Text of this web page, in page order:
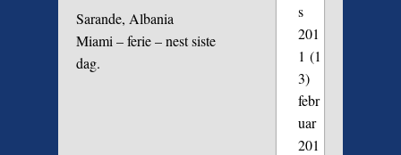
Sarande, Albania
Miami – ferie – nest siste
dag.
s
201
1 (1
3)
febr
uar
201